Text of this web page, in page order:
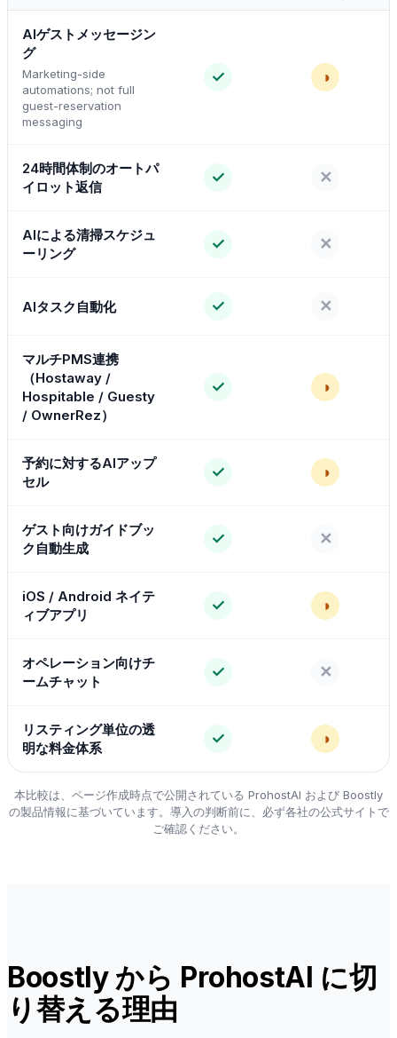
AIゲストメッセージン
グ
Marketing-side
automations; not full
guest-reservation
messaging
✓ ◑
24時間体制のオートパ
イロット返信
✓ ✕
AIによる清掃スケジュ
ーリング
✓ ✕
AIタスク自動化 ✓ ✕
マルチPMS連携
（Hostaway /
Hospitable / Guesty
/ OwnerRez）
✓ ◑
予約に対するAIアップ
セル
✓ ◑
ゲスト向けガイドブッ
ク自動生成
✓ ✕
iOS / Android ネイテ
ィブアプリ
✓ ◑
オペレーション向けチ
ームチャット
✓ ✕
リスティング単位の透
明な料金体系
✓ ◑
本比較は、ページ作成時点で公開されている ProhostAI および Boostly
の製品情報に基づいています。導入の判断前に、必ず各社の公式サイトで
ご確認ください。
Boostly から ProhostAI に切
り替える理由